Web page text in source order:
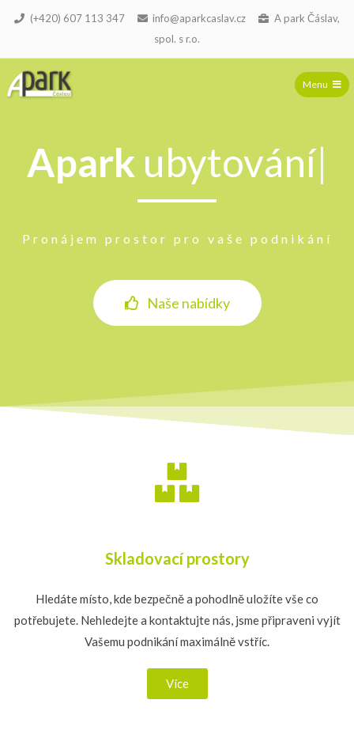
(+420) 607 113 347 info@aparkcaslav.cz
A park Čáslav,
spol. s r.o.
Menu
Apark ubytování|
Pronájem prostor pro vaše podnikání
Naše nabídky
Skladovací prostory
Hledáte místo, kde bezpečně a pohodlně uložíte vše co
potřebujete. Nehledejte a kontaktujte nás, jsme připraveni vyjít
Vašemu podnikání maximálně vstříc.
Více